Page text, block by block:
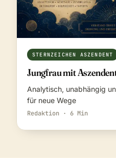
STERNZEICHEN ASZENDENT
Jungfrau mit
Analytisch, unabhängig
für neue Wege
Redaktion · 6 Min